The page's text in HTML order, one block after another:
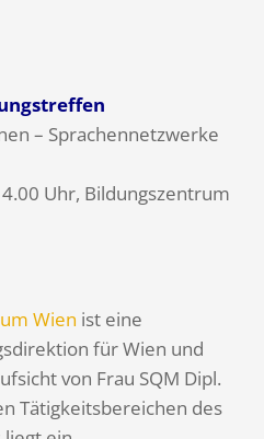
– Sprachennetzwerke
Uhr, Bildungszentrum
Wien ist eine
für Wien und
von Frau SQM Dipl.
Tätigkeitsbereichen des